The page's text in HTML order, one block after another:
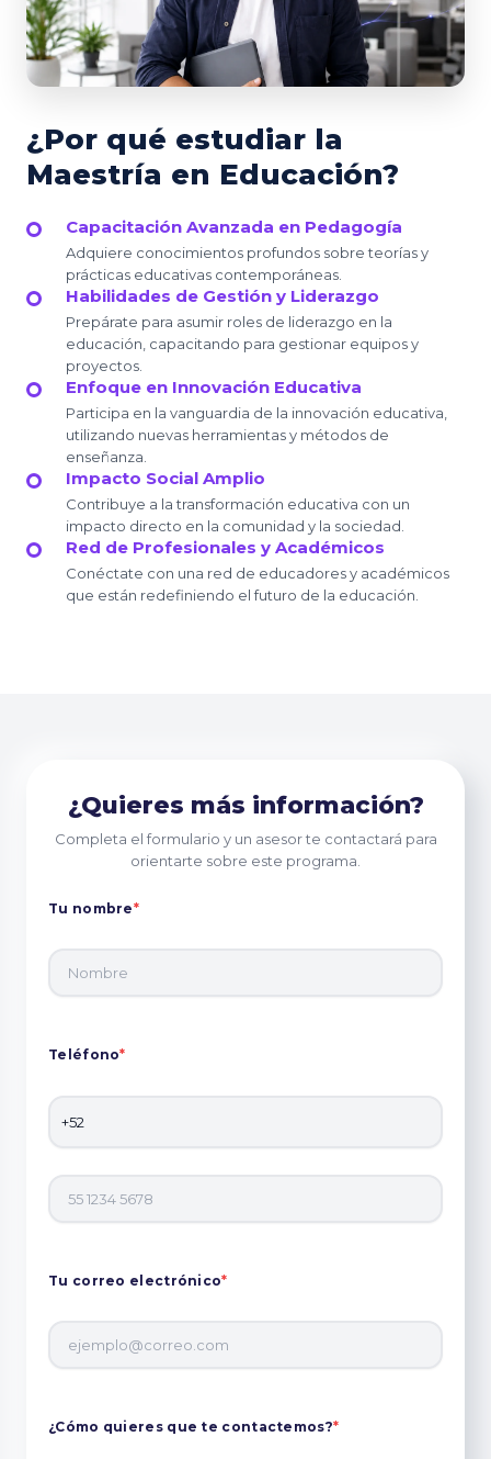
¿Por qué estudiar la
Maestría en Educación?
Capacitación Avanzada en Pedagogía
Adquiere conocimientos profundos sobre teorías y
prácticas educativas contemporáneas.
Habilidades de Gestión y Liderazgo
Prepárate para asumir roles de liderazgo en la
educación, capacitando para gestionar equipos y
proyectos.
Enfoque en Innovación Educativa
Participa en la vanguardia de la innovación educativa,
utilizando nuevas herramientas y métodos de
enseñanza.
Impacto Social Amplio
Contribuye a la transformación educativa con un
impacto directo en la comunidad y la sociedad.
Red de Profesionales y Académicos
Conéctate con una red de educadores y académicos
que están redefiniendo el futuro de la educación.
¿Quieres más información?
Completa el formulario y un asesor te contactará para
orientarte sobre este programa.
Tu nombre*
Teléfono*
Tu correo electrónico*
¿Cómo quieres que te contactemos?*